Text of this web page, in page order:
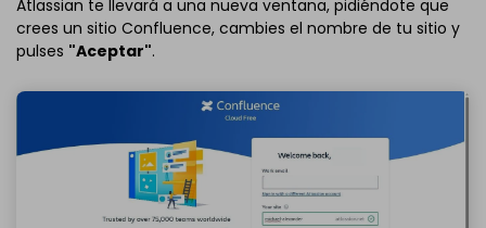
Atlassian te llevará a una nueva ventana, pidiéndote que
crees un sitio Confluence, cambies el nombre de tu sitio y
pulses "Aceptar".